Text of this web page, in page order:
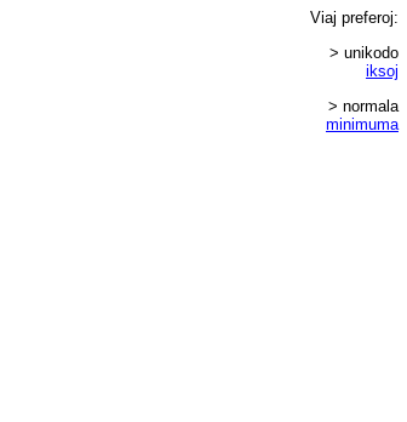
Viaj preferoj:
> unikodo
iksoj
> normala
minimuma